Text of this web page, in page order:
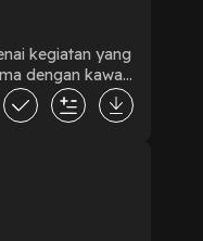
kegiatan yang
yang semakin
baru bagi kak
untuk
pangan desa